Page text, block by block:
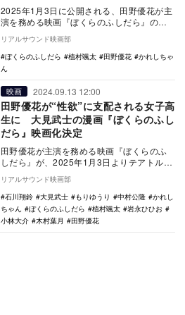
2025年1月3日に公開される、田野優花が主
演を務める映画『ぼくらのふしだら』の予
告編と新場面写真が公開された。 本作
は、2…
リアルサウンド映画部
ぼくらのふしだら
植村颯太 田野優花
かれしちゃ
ん
映画 2024.09.13 12:00
田野優花が“性欲”に支配される女子高
生に 大見武士の漫画『ぼくらのふし
だら』映画化決定
田野優花が主演を務める映画『ぼくらのふ
しだら』が、2025年1月3日よりテアトル新
宿ほかにて全国順次公開されることが決定
した。 …
リアルサウンド映画部
石川翔鈴
大見武士 もりゆうり 中村公隆
かれし
ちゃん
ぼくらのふしだら 植村颯太
岩永ひひお
小林大介
木村葉月 田野優花